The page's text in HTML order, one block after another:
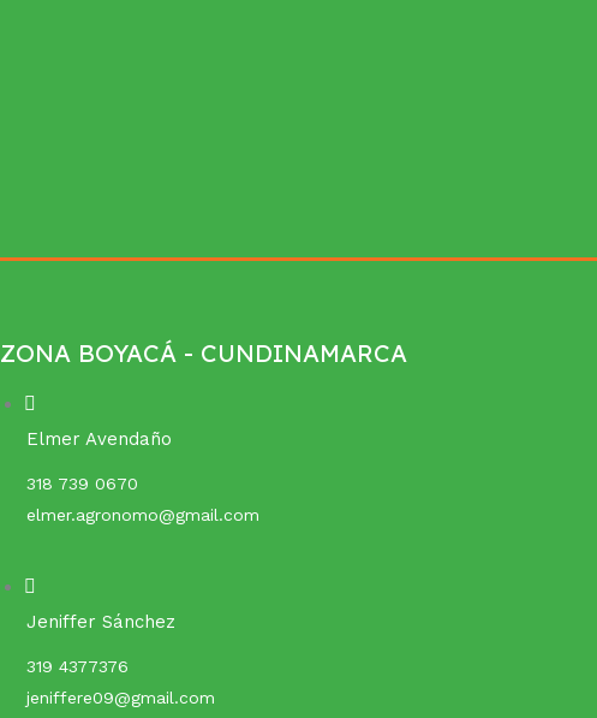
ZONA BOYACÁ - CUNDINAMARCA
Elmer Avendaño
318 739 0670
elmer.agronomo@gmail.com
Jeniffer Sánchez
319 4377376
jeniffere09@gmail.com